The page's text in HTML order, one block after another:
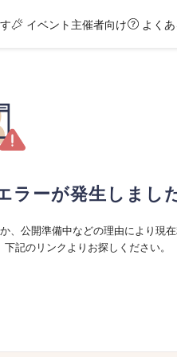
イベント主催者向け よく
ーが発生しました
、公開準備中などの理由により現在
記のリンクよりお探しください。